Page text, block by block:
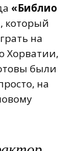
«Библио
который
на
Хорватии,
были
на